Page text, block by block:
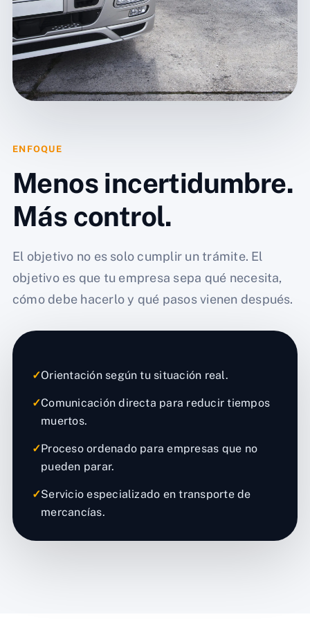
ENFOQUE
Menos incertidumbre.
Más control.
El objetivo no es solo cumplir un trámite. El
objetivo es que tu empresa sepa qué necesita,
cómo debe hacerlo y qué pasos vienen después.
✓Orientación según tu situación real.
✓Comunicación directa para reducir tiempos
muertos.
✓Proceso ordenado para empresas que no
pueden parar.
✓Servicio especializado en transporte de
mercancías.